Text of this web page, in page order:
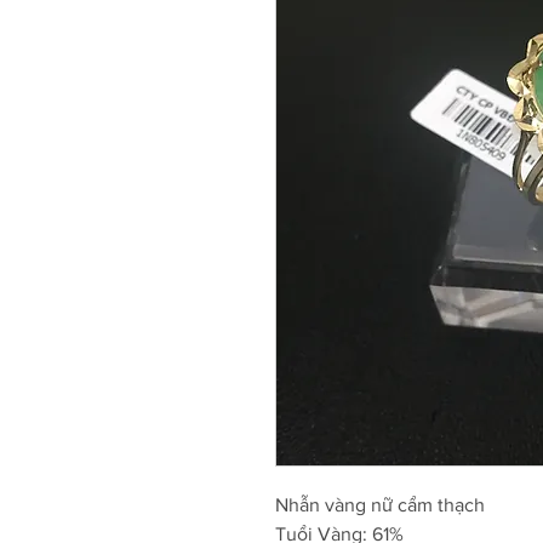
Nhẫn vàng nữ cẩm thạch
Tuổi Vàng: 61%